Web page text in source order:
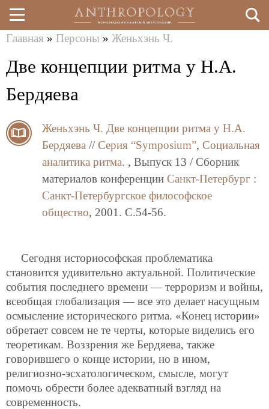
Перейти
к
здесь
Главная » Персоны » Женьхэнь Ч.
Две концепции ритма у Н.А.
Бердяева
Женьхэнь Ч. Две концепции ритма у Н.А.
Бердяева // Серия “Symposium”, Социальная
аналитика ритма. , Выпуск 13 / Сборник
материалов конференции Санкт-Петербург :
Санкт-Петербургское философское
общество, 2001. C.54-56.
Сегодня историософская проблематика
становится удивительно актуальной. Политические
события последнего времени — терроризм и войны,
всеобщая глобализация — все это делает насущным
осмысление исторического ритма. «Конец истории»
обретает совсем не те черты, которые виделись его
теоретикам. Воззрения же Бердяева, также
говорившего о конце истории, но в ином,
религиозно-эсхатологическом, смысле, могут
помочь обрести более адекватный взгляд на
современность.